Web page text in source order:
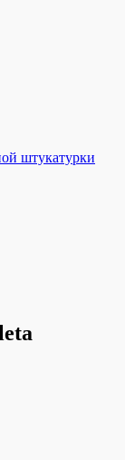
штукатурки